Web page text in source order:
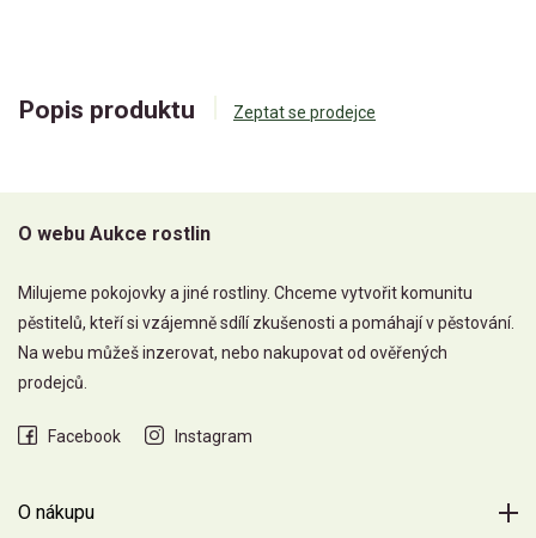
Popis produktu Zeptat se prodejce
O webu Aukce rostlin
Milujeme pokojovky a jiné rostliny. Chceme vytvořit komunitu
pěstitelů, kteří si vzájemně sdílí zkušenosti a pomáhají v pěstování.
Na webu můžeš inzerovat, nebo nakupovat od ověřených
prodejců.
Facebook Instagram
O nákupu